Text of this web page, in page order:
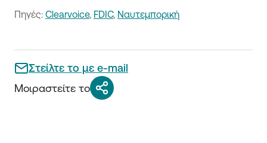
Πηγές: Clearvoice, FDIC, Nαυτεμπορική
Στείλτε το με e-mail
Μοιραστείτε το